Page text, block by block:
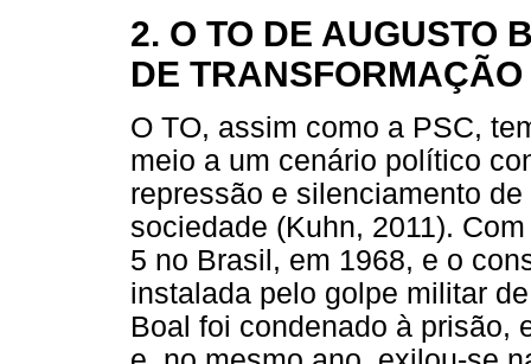
2. O TO DE AUGUSTO
DE
O TO, assim como a PSC,
meio a um cenário político
repressão e silenciamento
sociedade (Kuhn, 2011).
5 no Brasil, em 1968, e o
instalada pelo golpe militar
Boal foi condenado à prisão,